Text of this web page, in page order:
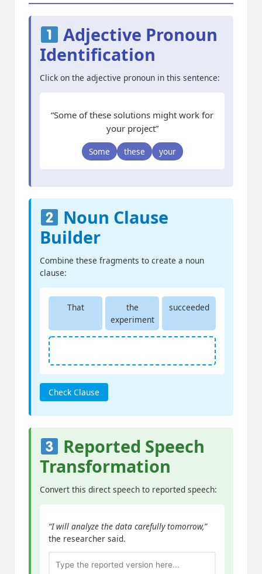
Adjective Pronoun
Identification
Click on the adjective pronoun in this sentence:
“Some of these solutions might work for
your project”
Some these your
Noun Clause
Builder
Combine these fragments to create a noun
clause:
That
the
experiment
succeeded
Check Clause
Reported Speech
Transformation
Convert this direct speech to reported speech:
“I will analyze the data carefully tomorrow,”
the researcher said.